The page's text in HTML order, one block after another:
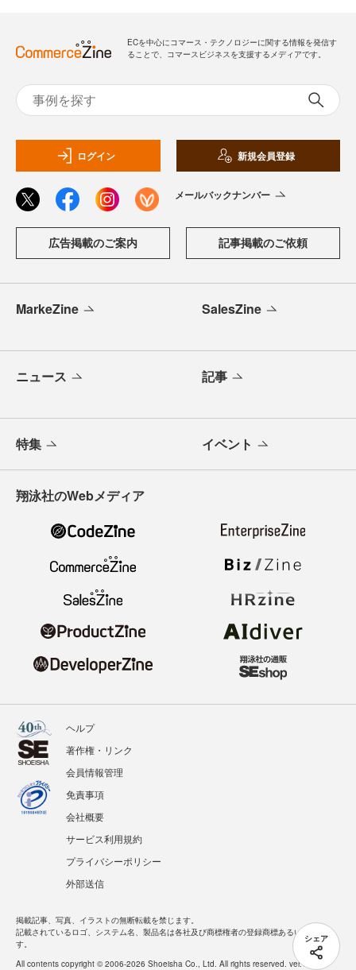
シェア
ECを中心にコマース・テクノロジーに関する情報を発信す
ることで、コマースビジネスを支援するメディアです。
ログイン 新規会員登録
メールバックナンバー
広告掲載のご案内 記事掲載のご依頼
MarkeZine SalesZine
ニュース 記事
特集 イベント
翔泳社のWebメディア
ヘルプ
著作権・リンク
会員情報管理
免責事項
会社概要
サービス利用規約
プライバシーポリシー
外部送信
掲載記事、写真、イラストの無断転載を禁じます。
記載されているロゴ、システム名、製品名は各社及び商標権者の登録商標あるいは商標で
す。
All contents copyright © 2006-2026 Shoeisha Co., Ltd. All rights reserved. ver.1.5